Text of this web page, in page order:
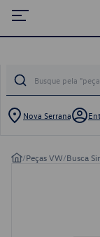
Nova Serrana
/Peças VW/Busca